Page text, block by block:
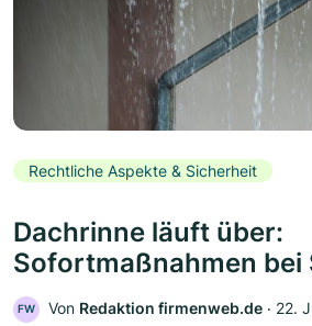
Rechtliche Aspekte & Sicherheit
Dachrinne läuft über:
Sofortmaßnahmen bei
FW Von Redaktion firmenweb.de ‧ 22.